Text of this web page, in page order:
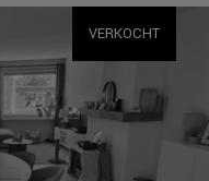
VERKOCHT